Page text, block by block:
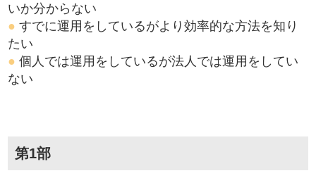
いか分からない
● すでに運用をしているがより効率的な方法を知り
たい
● 個人では運用をしているが法人では運用をしてい
ない
第1部